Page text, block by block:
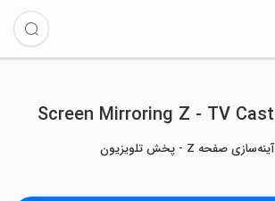
Screen Mirroring Z - TV Cast
آینه‌سازی صفحه Z - پخش تلویزیون